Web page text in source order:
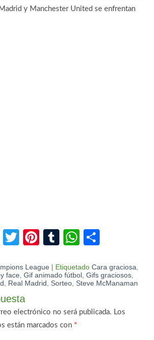
y Manchester United se enfrentan
Facebook
Twitter
Pinterest
Tumblr
League | Etiquetado Cara graciosa
face ,Gif animado fútbol ,Gifs graciosos
Real Madrid Sorteo Steve McManaman
electrónico no será publicada. Los
están marcados con *